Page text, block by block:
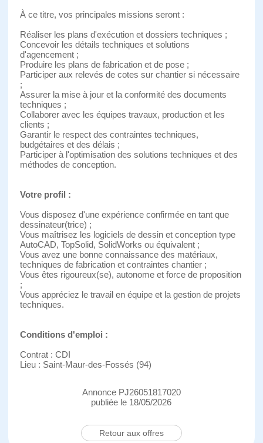
À ce titre, vos principales missions seront :
Réaliser les plans d'exécution et dossiers techniques ;
Concevoir les détails techniques et solutions
d'agencement ;
Produire les plans de fabrication et de pose ;
Participer aux relevés de cotes sur chantier si nécessaire
;
Assurer la mise à jour et la conformité des documents
techniques ;
Collaborer avec les équipes travaux, production et les
clients ;
Garantir le respect des contraintes techniques,
budgétaires et des délais ;
Participer à l'optimisation des solutions techniques et des
méthodes de conception.
Votre profil :
Vous disposez d'une expérience confirmée en tant que
dessinateur(trice) ;
Vous maîtrisez les logiciels de dessin et conception type
AutoCAD, TopSolid, SolidWorks ou équivalent ;
Vous avez une bonne connaissance des matériaux,
techniques de fabrication et contraintes chantier ;
Vous êtes rigoureux(se), autonome et force de proposition
;
Vous appréciez le travail en équipe et la gestion de projets
techniques.
Conditions d'emploi :
Contrat : CDI
Lieu : Saint-Maur-des-Fossés (94)
Annonce PJ26051817020
publiée le 18/05/2026
Retour aux offres